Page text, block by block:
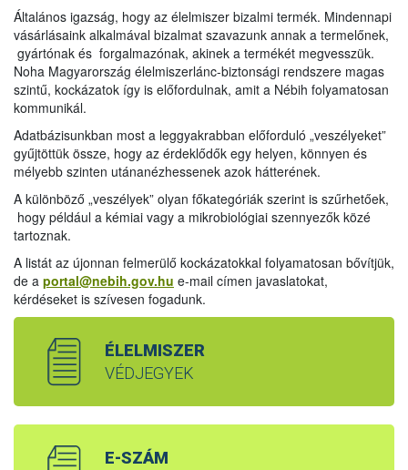
Általános igazság, hogy az élelmiszer bizalmi termék. Mindennapi
vásárlásaink alkalmával bizalmat szavazunk annak a termelőnek,
gyártónak és forgalmazónak, akinek a termékét megvesszük.
Noha Magyarország élelmiszerlánc-biztonsági rendszere magas
szintű, kockázatok így is előfordulnak, amit a Nébih folyamatosan
kommunikál.
Adatbázisunkban most a leggyakrabban előforduló „veszélyeket”
gyűjtöttük össze, hogy az érdeklődők egy helyen, könnyen és
mélyebb szinten utánanézhessenek azok hátterének.
A különböző „veszélyek” olyan főkategóriák szerint is szűrhetőek,
hogy például a kémiai vagy a mikrobiológiai szennyezők közé
tartoznak.
A listát az újonnan felmerülő kockázatokkal folyamatosan bővítjük,
de a portal@nebih.gov.hu e-mail címen javaslatokat,
kérdéseket is szívesen fogadunk.
ÉLELMISZER
VÉDJEGYEK
E-SZÁM